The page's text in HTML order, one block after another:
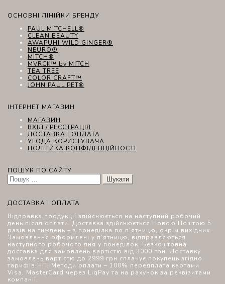
ОСНОВНІ ЛІНІЙКИ БРЕНДУ
PAUL MITCHELL®
CLEAN BEAUTY
AWAPUHI WILD GINGER®
NEURO®
MITCH®
MVRCK™ by MITCH
TEA TREE
COLOR CRAFT™
JOHN PAUL PET®
ІНТЕРНЕТ МАГАЗИН
МАГАЗИН
ВХІД / РЕЄСТРАЦІЯ
ДОСТАВКА І ОПЛАТА
УГОДА КОРИСТУВАЧА
ПОЛІТИКА КОНФІДЕНЦІЙНОСТІ
ПОШУК ПО САЙТУ
Пошук:
ДОСТАВКА І ОПЛАТА
Відправка продукції здійснюється на наступний робочий
день після оплати. Доставка здійснюється Новою Поштою 5
разів на тиждень – з понеділка по п’ятницю, окрім вихідних.
Замовлення оформлені у п’ятницю, відправляються
наступного робочого дня у понеділок. Безкоштовна
доставка для замовлень вартістю від 3000 грн. Доставку
замовлень вартістю до 2999 грн сплачує покупець згідно
тарифів НП. Методи оплати – 100% передплата картами
Visa, MasterCard через LiqPay та на рахунок за реквізитами
компанії.